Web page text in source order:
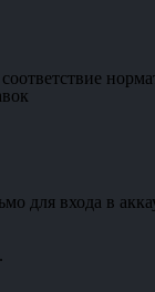
для входа в